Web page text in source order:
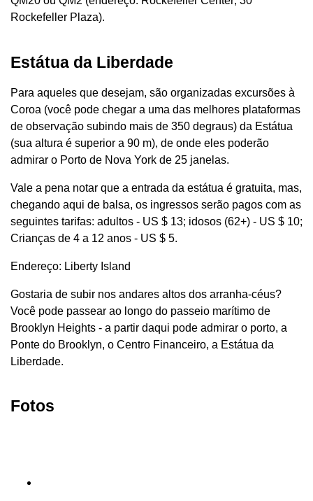
Rockefeller Plaza).
Estátua da Liberdade
Para aqueles que desejam, são organizadas excursões à
Coroa (você pode chegar a uma das melhores plataformas
de observação subindo mais de 350 degraus) da Estátua
(sua altura é superior a 90 m), de onde eles poderão
admirar o Porto de Nova York de 25 janelas.
Vale a pena notar que a entrada da estátua é gratuita, mas,
chegando aqui de balsa, os ingressos serão pagos com as
seguintes tarifas: adultos - US $ 13; idosos (62+) - US $ 10;
Crianças de 4 a 12 anos - US $ 5.
Endereço: Liberty Island
Gostaria de subir nos andares altos dos arranha-céus?
Você pode passear ao longo do passeio marítimo de
Brooklyn Heights - a partir daqui pode admirar o porto, a
Ponte do Brooklyn, o Centro Financeiro, a Estátua da
Liberdade.
Fotos